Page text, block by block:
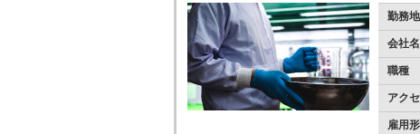
勤務地
会社名
職種
アク
雇用